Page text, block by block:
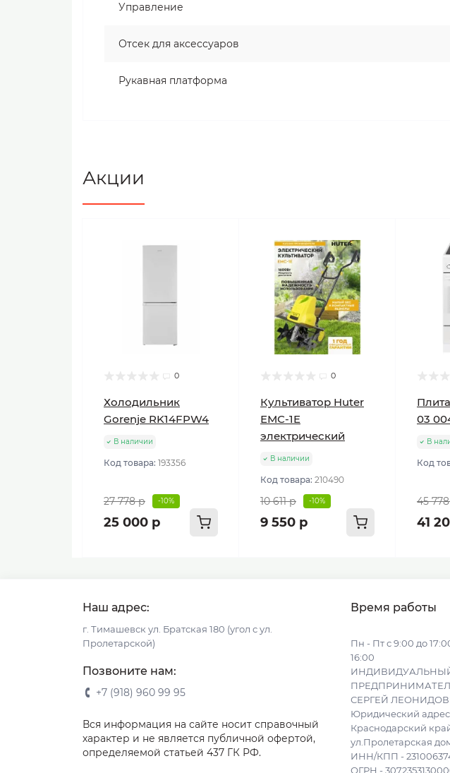
Управление
Отсек для аксессуаров
Рукавная платформа
Акции
0
Холодильник
Gorenje RK14FPW4
В наличии
Код товара: 193356
27 778 р -10%
25 000 р
0
Культиватор Huter
ЕМС-1E
электрический
В наличии
Код товара: 210490
10 611 р -10%
9 550 р
03
В
Код
45
41
Наш адрес:
г. Тимашевск ул. Братская 180 (угол с ул.
Пролетарской)
Позвоните нам:
+7 (918) 960 99 95
Вся информация на сайте носит справочный
характер и не является публичной офертой,
определяемой статьей 437 ГК РФ.
Время работы
Пн - Пт с 9:00 до
16:00
СЕРГЕЙ
Юридический адрес
Краснодарский
ул.Пролетарская дом
ИНН/КПП -
ОГРН -